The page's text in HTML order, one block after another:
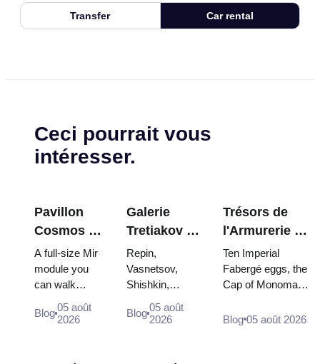
Transfer Car rental
Ceci pourrait vous
intéresser.
Pavillon
Cosmos à
VDNKh : À
l'intérieur
de la plus
grande
exposition
Russie
A full-size Mir
module you
can walk
Energia–Buran
Blog05 août
2026
Galerie
Tretiakov :
Les chefs-
d'œuvre à
ne pas
manquer
Repin,
Vasnetsov,
Shishkin,
and Surikov —
Blog05 août
2026
Trésors de
l'Armurerie du
Kremlin :
œufs Fabergé,
trônes et
couronnement
Ten Imperial
Fabergé eggs, the
Cap of Monomakh,
of two boy tsars
Blog 05 août 2026